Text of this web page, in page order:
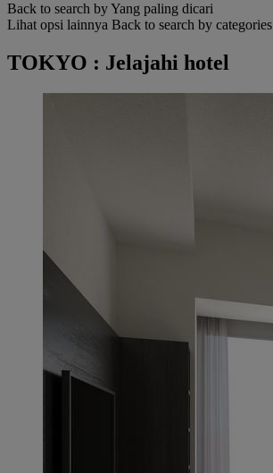
Back to search by Yang paling dicari
Lihat opsi lainnya Back to search by categories
TOKYO : Jelajahi hotel